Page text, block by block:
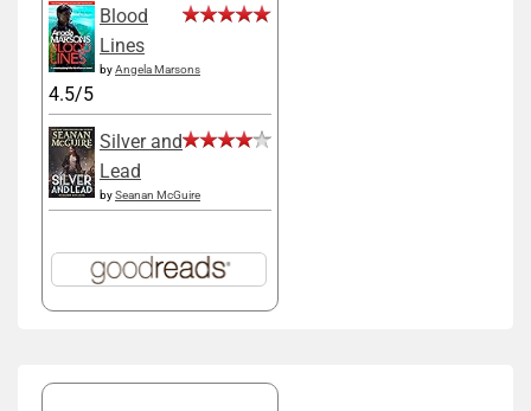
Blood
Lines
byAngela Marsons
4.5/5
Silver and
Lead
bySeanan McGuire